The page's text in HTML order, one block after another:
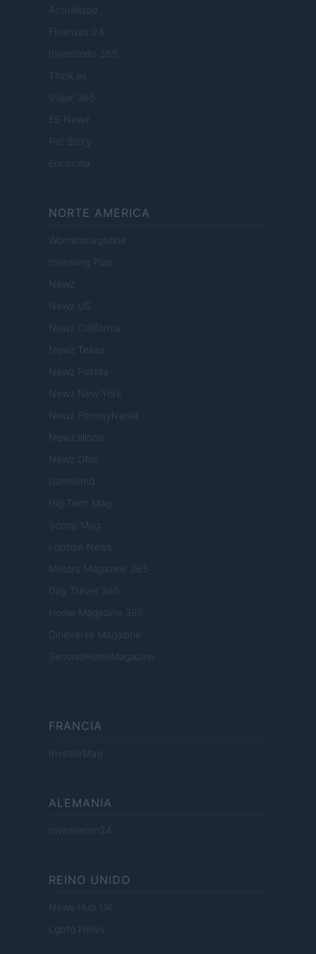
Actualidad
Finanzas 24
Investindo 365
Think.es
Viajar 365
ES Newz
Pet Story
Encocina
NORTE AMERICA
Womanmagazine
Investing Plus
Newz
Newz US
Newz California
Newz Texas
Newz Florida
Newz New York
Newz Pennsylvania
Newz Illinois
Newz Ohio
Gameland
Hig Tech Mag
Scoop Mag
Lgbtqia News
Motors Magazine 365
Day Travel 365
Home Magazine 365
Cineverse Magazine
SecondHomeMagazine
FRANCIA
InvestirMag
ALEMANIA
Investieren24
REINO UNIDO
News Hub UK
Lgbtq News